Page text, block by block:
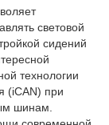
световой
сидений
технологии
(iCAN) при
шинам.